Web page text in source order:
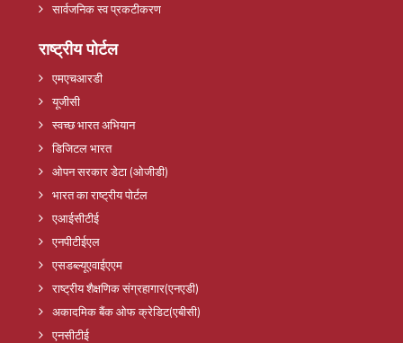
सार्वजनिक स्व प्रकटीकरण
राष्ट्रीय पोर्टल
एमएचआरडी
यूजीसी
स्वच्छ भारत अभियान
डिजिटल भारत
ओपन सरकार डेटा (ओजीडी)
भारत का राष्ट्रीय पोर्टल
एआईसीटीई
एनपीटीईएल
एसडब्ल्यूएवाईएएम
राष्ट्रीय शैक्षणिक संग्रहागार(एनएडी)
अकादमिक बैंक ओफ क्रेडिट(एबीसी)
एनसीटीई